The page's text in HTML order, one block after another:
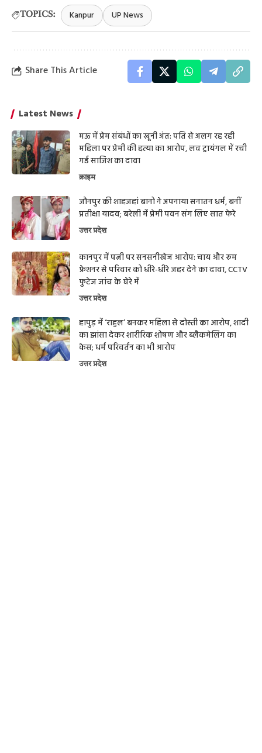
TOPICS: Kanpur UP News
Share This Article
Latest News
मऊ में प्रेम संबंधों का खूनी अंत: पति से अलग रह रही
महिला पर प्रेमी की हत्या का आरोप, लव ट्रायंगल में रची
गई साजिश का दावा
क्राइम
जौनपुर की शाहजहां बानो ने अपनाया सनातन धर्म, बनीं
प्रतीक्षा यादव; बरेली में प्रेमी पवन संग लिए सात फेरे
उत्तर प्रदेश
कानपुर में पत्नी पर सनसनीखेज आरोप: चाय और रूम
फ्रेशनर से परिवार को धीरे-धीरे जहर देने का दावा, CCTV
फुटेज जांच के घेरे में
उत्तर प्रदेश
हापुड़ में ‘राहुल’ बनकर महिला से दोस्ती का आरोप, शादी
का झांसा देकर शारीरिक शोषण और ब्लैकमेलिंग का
केस; धर्म परिवर्तन का भी आरोप
उत्तर प्रदेश